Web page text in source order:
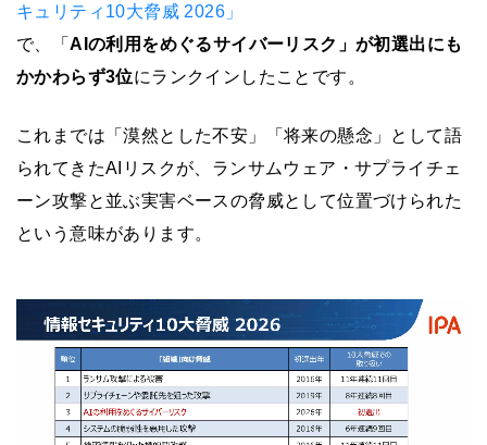
キュリティ10大脅威 2026」
で、「AIの利用をめぐるサイバーリスク」が初選出にも
かかわらず3位にランクインしたことです。
これまでは「漠然とした不安」「将来の懸念」として語
られてきたAIリスクが、ランサムウェア・サプライチェ
ーン攻撃と並ぶ実害ベースの脅威として位置づけられた
という意味があります。